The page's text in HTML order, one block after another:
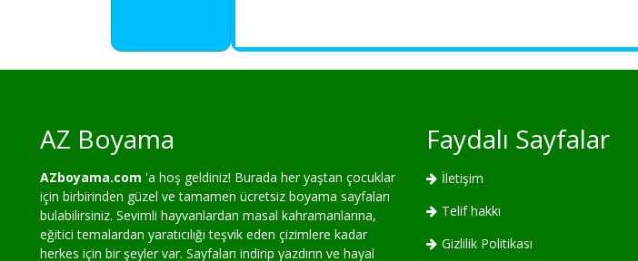
AZ Boyama
AZboyama.com 'a hoş geldiniz! Burada her yaştan çocuklar
için birbirinden güzel ve tamamen ücretsiz boyama sayfaları
bulabilirsiniz. Sevimli hayvanlardan masal kahramanlarına,
eğitici temalardan yaratıcılığı teşvik eden çizimlere kadar
herkes için bir şeyler var. Sayfaları indirip yazdırın ve hayal
Faydalı Sayfalar
İletişim
Telif hakkı
Gizlilik Politikası